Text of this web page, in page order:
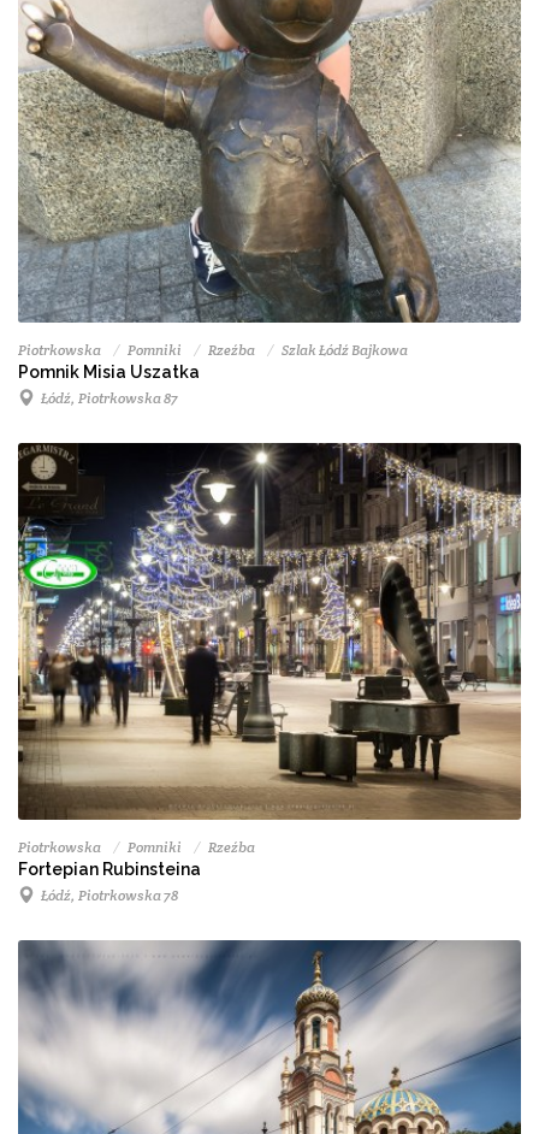
Piotrkowska Pomniki Rzeźba Szlak Łódź Bajkowa
Pomnik Misia Uszatka
Łódź, Piotrkowska 87
Piotrkowska Pomniki Rzeźba
Fortepian Rubinsteina
Łódź, Piotrkowska 78